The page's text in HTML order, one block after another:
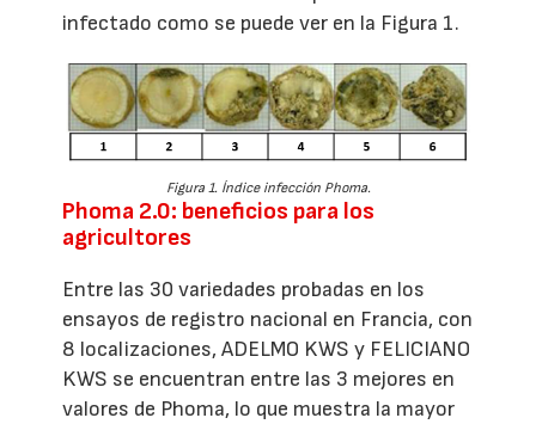
infectado como se puede ver en la Figura 1.
Figura 1. Índice infección Phoma.
Phoma 2.0: beneficios para los
agricultores
Entre las 30 variedades probadas en los
ensayos de registro nacional en Francia, con
8 localizaciones, ADELMO KWS y FELICIANO
KWS se encuentran entre las 3 mejores en
valores de Phoma, lo que muestra la mayor